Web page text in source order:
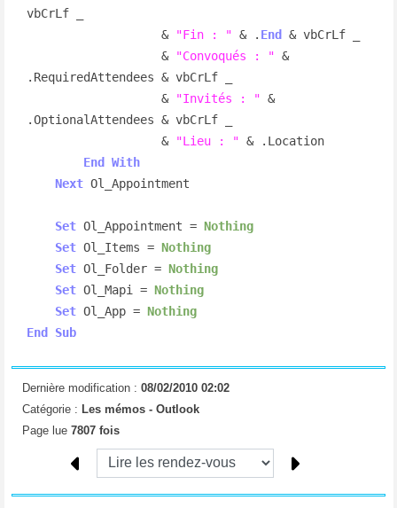
vbCrLf _
                   &
"Fin : " & . End & vbCrLf _
                   &
"Convoqués : " &
.RequiredAttendees & vbCrLf _
                   &
"Invités : " &
.OptionalAttendees & vbCrLf _
                   &
"Lieu : " & .Location
End With
Next Ol_Appointment
Set Ol_Appointment = Nothing
Set Ol_Items = Nothing
Set Ol_Folder = Nothing
Set Ol_Mapi = Nothing
Set Ol_App = Nothing
End Sub
Dernière modification : 08/02/2010 02:02
Catégorie : Les mémos - Outlook
Page lue 7807 fois